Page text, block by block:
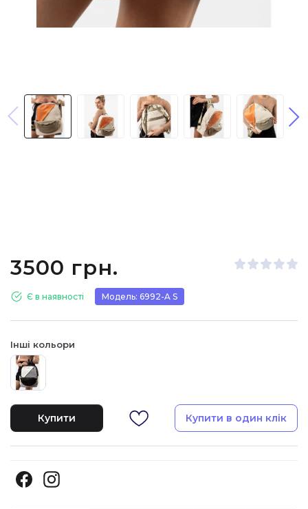
3500 грн.
Є в наявності Модель: 6992-A S
Інші кольори
Купити Купити в один клік